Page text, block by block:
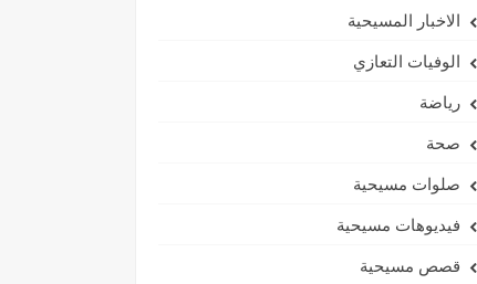
الاخبار المسيحية
الوفيات التعازي
رياضة
صحة
صلوات مسيحية
فيديوهات مسيحية
قصص مسيحية